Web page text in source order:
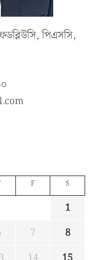
পিএসসি,
F S
1
7
8